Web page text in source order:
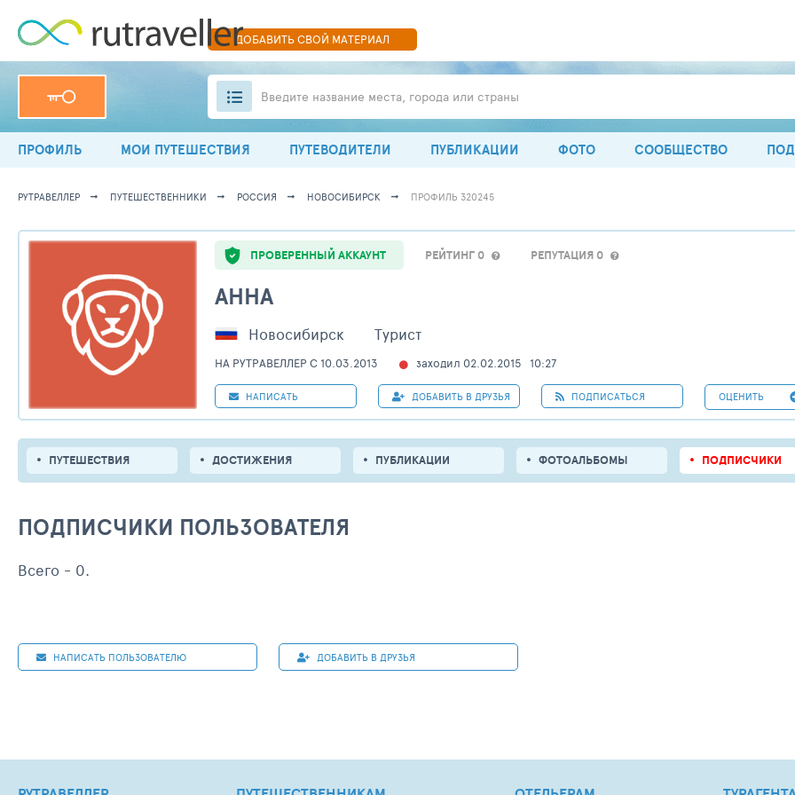
ДОБАВИТЬСВОЙ МАТЕРИАЛ
Введите название места, города или страны
ПРОФИЛЬ МОИ ПУТЕШЕСТВИЯ ПУТЕВОДИТЕЛИ ПУБЛИКАЦИИ ФОТО СООБЩЕСТВО
РУТРАВЕЛЛЕР ПУТЕШЕСТВЕННИКИ РОССИЯ НОВОСИБИРСК ПРОФИЛЬ 320245
ПРОВЕРЕННЫЙ АККАУНТ РЕЙТИНГ 0 РЕПУТАЦИЯ 0
АННА
Новосибирск Турист
НА РУТРАВЕЛЛЕР C 10.03.2013 заходил 02.02.2015 10:27
НАПИСАТЬ ДОБАВИТЬ В ДРУЗЬЯ ПОДПИСАТЬСЯ ОЦЕНИТЬ
ПУТЕШЕСТВИЯ ДОСТИЖЕНИЯ ПУБЛИКАЦИИ ФОТОАЛЬБОМЫ ПОДПИСЧИКИ
ПОДПИСЧИКИ ПОЛЬЗОВАТЕЛЯ
Всего - 0.
НАПИСАТЬ ПОЛЬЗОВАТЕЛЮ ДОБАВИТЬ В ДРУЗЬЯ